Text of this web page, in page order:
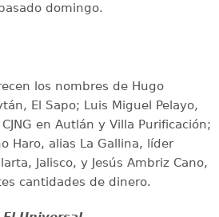
domingo.
los nombres de Hugo
El Sapo; Luis Miguel Pelayo,
en Autlán y Villa Purificación;
Haro, alias La Gallina, líder
Jalisco, y Jesús Ambriz Cano,
cantidades de dinero.